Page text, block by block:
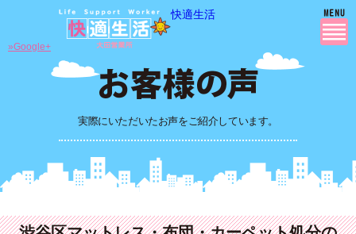
快適生活
実際にいただいたお声をご紹介しています。
»Google+